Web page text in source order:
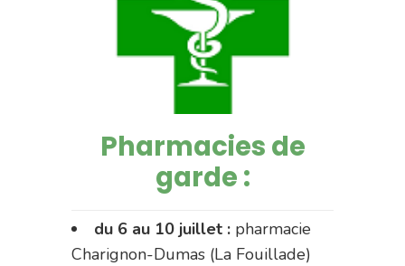
Pharmacies de
garde :
du 6 au 10 juillet : pharmacie
Charignon-Dumas (La Fouillade)